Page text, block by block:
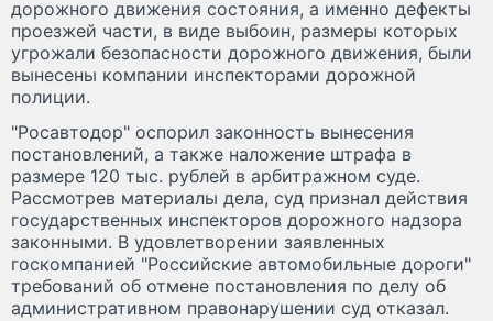
дорожного движения состояния, а именно дефекты
проезжей части, в виде выбоин, размеры которых
угрожали безопасности дорожного движения, были
вынесены компании инспекторами дорожной
полиции.
"Росавтодор" оспорил законность вынесения
постановлений, а также наложение штрафа в
размере 120 тыс. рублей в арбитражном суде.
Рассмотрев материалы дела, суд признал действия
государственных инспекторов дорожного надзора
законными. В удовлетворении заявленных
госкомпанией "Российские автомобильные дороги"
требований об отмене постановления по делу об
административном правонарушении суд отказал.